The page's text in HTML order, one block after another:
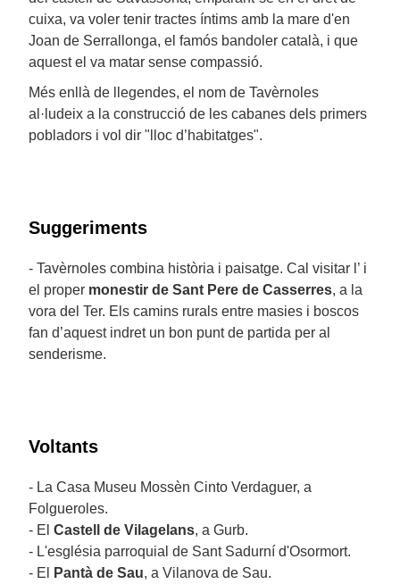
cuixa, va voler tenir tractes íntims amb la mare d'en
Joan de Serrallonga, el famós bandoler català, i que
aquest el va matar sense compassió.
Més enllà de llegendes, el nom de Tavèrnoles
al·ludeix a la construcció de les cabanes dels primers
pobladors i vol dir "lloc d’habitatges".
Suggeriments
- Tavèrnoles combina història i paisatge. Cal visitar l’ i
el proper monestir de Sant Pere de Casserres, a la
vora del Ter. Els camins rurals entre masies i boscos
fan d’aquest indret un bon punt de partida per al
senderisme.
Voltants
- La Casa Museu Mossèn Cinto Verdaguer, a
Folgueroles.
- El Castell de Vilagelans, a Gurb.
- L'església parroquial de Sant Sadurní d'Osormort.
- El
Pantà de Sau, a Vilanova de Sau.